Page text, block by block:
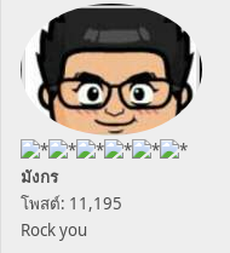
มังกร
โพสต์: 11,195
Rock you